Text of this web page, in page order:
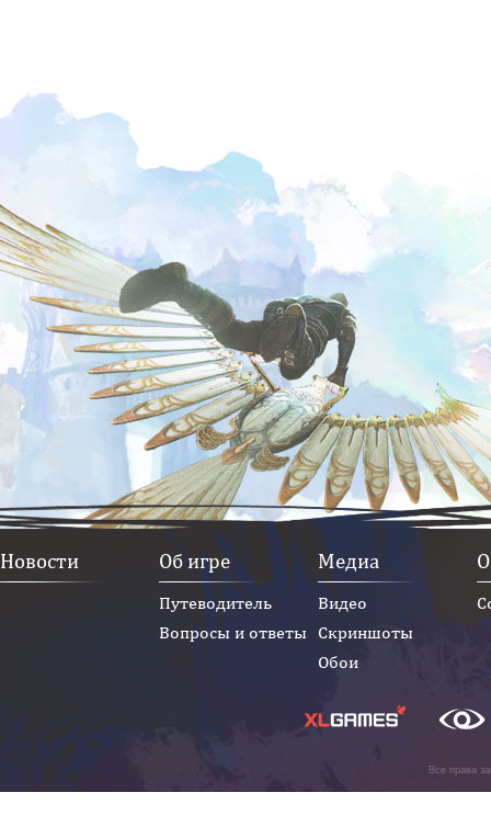
Новости Об игре
Путеводитель
Вопросы и ответы
Медиа
Видео
Скриншоты
Обои
Все права